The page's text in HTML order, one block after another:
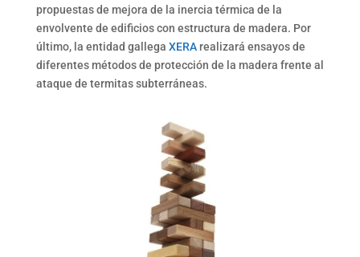
propuestas de mejora de la inercia térmica de la
envolvente de edificios con estructura de madera. Por
último, la entidad gallega XERArealizará ensayos de
diferentes métodos de protección de la madera frente al
ataque de termitas subterráneas.